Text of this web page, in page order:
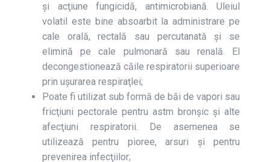
şi acţiune fungicidă, antimicrobiană. Uleiul
volatil este bine absoarbit la administrare pe
cale orală, rectală sau percutanată şi se
elimină pe cale pulmonară sau renală. El
decongestionează căile respiratorii superioare
prin uşurarea respiraţlei;
Poate fi utilizat sub formă de băi de vapori sau
fricţiuni pectorale pentru astm bronşic şi alte
afecţiuni respiratorii. De asemenea se
utilizează pentru pioree, arsuri și pentru
prevenirea infecţiilor;